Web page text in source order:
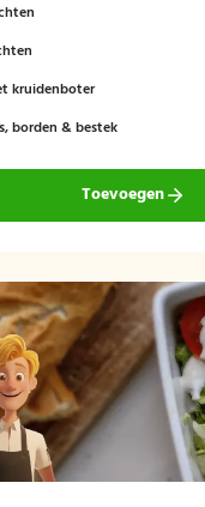
kruidenboter
borden & bestek
Toevoegen